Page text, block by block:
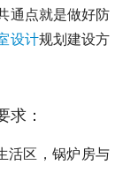
通点就是做好防
设计规划建设方
求：
活区，锅炉房与